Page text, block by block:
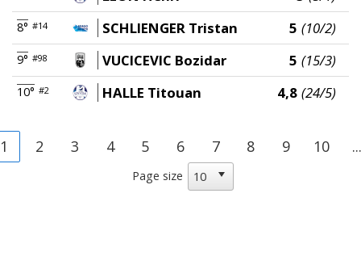
8° #14 SCHLIENGER Tristan 5 (10/2)
9° #98 VUCICEVIC Bozidar 5 (15/3)
10° #2 HALLE Titouan 4,8 (24/5)
1 2 3 4 5 6 7 8 9 10 ...
Page size